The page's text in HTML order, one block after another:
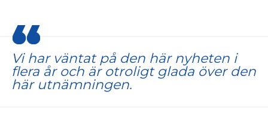
Vi har väntat på den här nyheten i
flera år och är otroligt glada över den
här utnämningen.